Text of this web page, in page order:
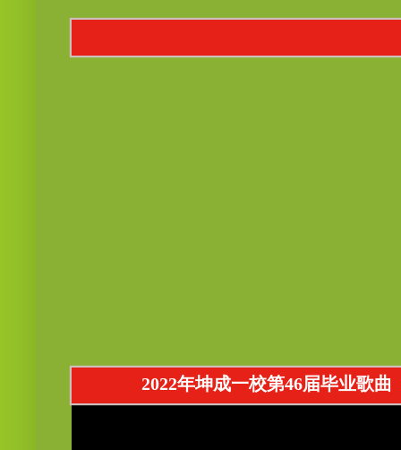
2022年坤成一校第46届毕业歌曲